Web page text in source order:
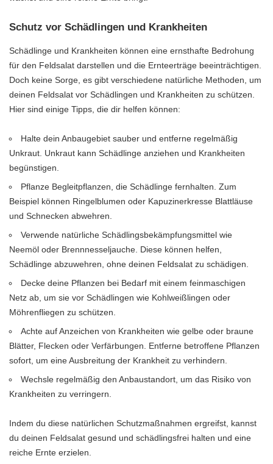
Schutz vor Schädlingen und Krankheiten
Schädlinge und Krankheiten können eine ernsthafte Bedrohung
für den Feldsalat darstellen und die Ernteerträge beeinträchtigen.
Doch keine Sorge, es gibt verschiedene natürliche Methoden, um
deinen Feldsalat vor Schädlingen und Krankheiten zu schützen.
Hier sind einige Tipps, die dir helfen können:
Halte dein Anbaugebiet sauber und entferne regelmäßig
Unkraut. Unkraut kann Schädlinge anziehen und Krankheiten
begünstigen.
Pflanze Begleitpflanzen, die Schädlinge fernhalten. Zum
Beispiel können Ringelblumen oder Kapuzinerkresse Blattläuse
und Schnecken abwehren.
Verwende natürliche Schädlingsbekämpfungsmittel wie
Neemöl oder Brennnesseljauche. Diese können helfen,
Schädlinge abzuwehren, ohne deinen Feldsalat zu schädigen.
Decke deine Pflanzen bei Bedarf mit einem feinmaschigen
Netz ab, um sie vor Schädlingen wie Kohlweißlingen oder
Möhrenfliegen zu schützen.
Achte auf Anzeichen von Krankheiten wie gelbe oder braune
Blätter, Flecken oder Verfärbungen. Entferne betroffene Pflanzen
sofort, um eine Ausbreitung der Krankheit zu verhindern.
Wechsle regelmäßig den Anbaustandort, um das Risiko von
Krankheiten zu verringern.
Indem du diese natürlichen Schutzmaßnahmen ergreifst, kannst
du deinen Feldsalat gesund und schädlingsfrei halten und eine
reiche Ernte erzielen.